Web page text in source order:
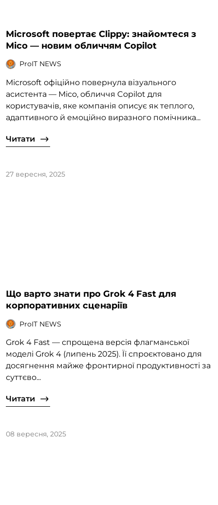
Microsoft повертає Clippy: знайомтеся з
Mico — новим обличчям Copilot
ProIT NEWS
Microsoft офіційно повернула візуального
асистента — Mico, обличчя Copilot для
користувачів, яке компанія описує як теплого,
адаптивного й емоційно виразного помічника...
Читати
27 вересня, 2025
Що варто знати про Grok 4 Fast для
корпоративних сценаріїв
ProIT NEWS
Grok 4 Fast — спрощена версія флагманської
моделі Grok 4 (липень 2025). Її спроєктовано для
досягнення майже фронтирної продуктивності за
суттєво...
Читати
08 вересня, 2025